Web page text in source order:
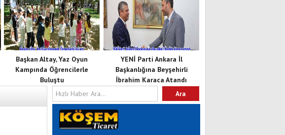
YENİ Parti Ankara İl
Başkanlığına Beyşehirli
İbrahim Karaca Atandı
Başkan Altay, Yaz Oyun
Kampında Öğrencilerle
Buluştu